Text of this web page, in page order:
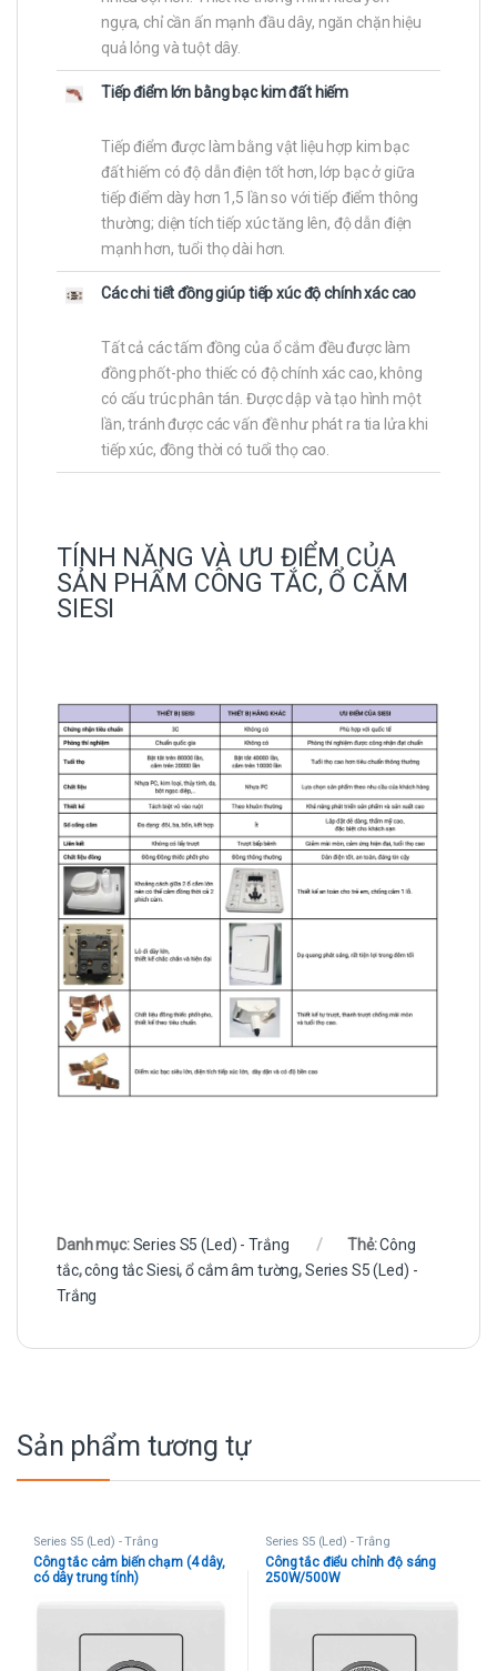
ngựa, chỉ cần ấn mạnh đầu dây, ngăn chặn hiệu
quả lỏng và tuột dây.
Tiếp điểm lớn bằng bạc kim đất hiếm
Tiếp điểm được làm bằng vật liệu hợp kim bạc
đất hiếm có độ dẫn điện tốt hơn, lớp bạc ở giữa
tiếp điểm dày hơn 1,5 lần so với tiếp điểm thông
thường; diện tích tiếp xúc tăng lên, độ dẫn điện
mạnh hơn, tuổi thọ dài hơn.
Các chi tiết đồng giúp tiếp xúc độ chính xác cao
Tất cả các tấm đồng của ổ cắm đều được làm
đồng phốt-pho thiếc có độ chính xác cao, không
có cấu trúc phân tán. Được dập và tạo hình một
lần, tránh được các vấn đề như phát ra tia lửa khi
tiếp xúc, đồng thời có tuổi thọ cao.
TÍNH NĂNG VÀ ƯU ĐIỂM CỦA
SẢN PHẨM CÔNG TẮC, Ổ CẮM
SIESI
Danh mục:Series S5 (Led) - Trắng Thẻ:Công
tắc,công tắc Siesi,ổ cắm âm tường,Series S5 (Led) -
Trắng
Sản phẩm tương tự
Series S5 (Led) - Trắng
Công tắc cảm biến chạm (4 dây,
có dây trung tính)
Series S5 (Led) - Trắng
Công tắc điểu chỉnh độ sáng
250W/500W